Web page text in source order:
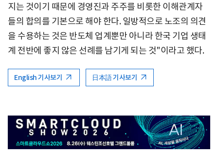
지는 것이기 때문에 경영진과 주주를 비롯한 이해관계자
들의 합의를 기본으로 해야 한다. 일방적으로 노조의 의견
을 수용하는 것은 반도체 업계뿐만 아니라 한국 기업 생태
계 전반에 좋지 않은 선례를 남기게 되는 것"이라고 했다.
English 기사보기 日本語 기사보기